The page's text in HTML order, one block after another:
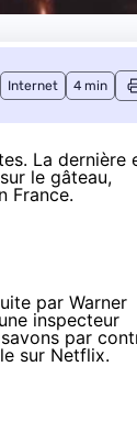
Internet 4 min
La dernière
le gâteau,
France.
par Warner
inspecteur
par
sur Netflix.